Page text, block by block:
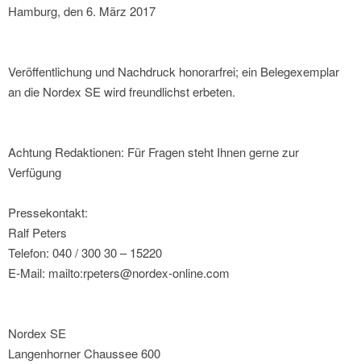
Hamburg, den 6. März 2017
Veröffentlichung und Nachdruck honorarfrei; ein Belegexemplar
an die Nordex SE wird freundlichst erbeten.
Achtung Redaktionen: Für Fragen steht Ihnen gerne zur
Verfügung
Pressekontakt:
Ralf Peters
Telefon: 040 / 300 30 – 15220
E-Mail: mailto:rpeters@nordex-online.com
Nordex SE
Langenhorner Chaussee 600